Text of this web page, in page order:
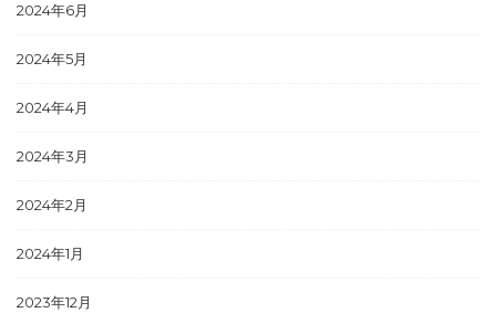
2024年6月
2024年5月
2024年4月
2024年3月
2024年2月
2024年1月
2023年12月